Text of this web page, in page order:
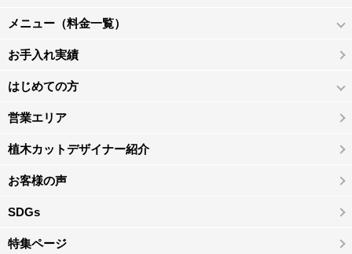
メニュー（料金一覧）
お手入れ実績
はじめての方
営業エリア
植木カットデザイナー紹介
お客様の声
SDGs
特集ページ